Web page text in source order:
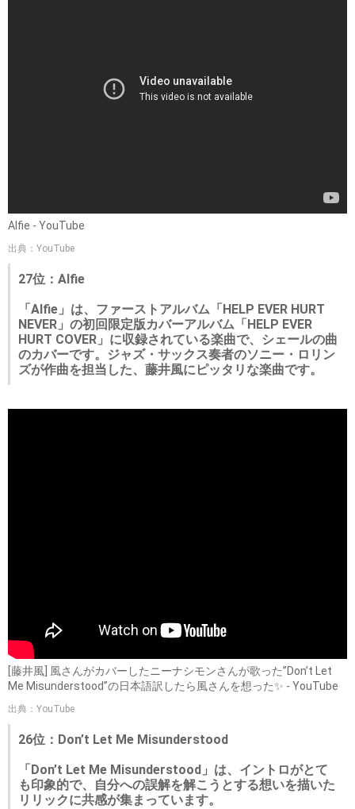
Alfie - YouTube
出典：YouTube
27位：Alfie
「Alfie」は、ファーストアルバム「HELP EVER HURT
NEVER」の初回限定版カバーアルバム「HELP EVER
HURT COVER」に収録されている楽曲で、シェールの曲
のカバーです。ジャズ・サックス奏者のソニー・ロリン
ズが作曲を担当した、藤井風にピッタリな楽曲です。
[藤井風] 風さんがカバーしたニーナシモンさんが歌った”Don’t Let
Me Misunderstood”の日本語訳したら風さんを想った✨ - YouTube
出典：YouTube
26位：Don’t Let Me Misunderstood
「Don’t Let Me Misunderstood」は、イントロがとて
も印象的で、自分への誤解を解こうとする想いを描いた
リリックに共感が集まっています。